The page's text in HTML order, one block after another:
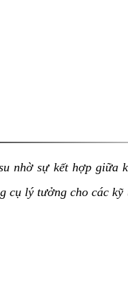
nhờ sự kết hợp giữa
cụ lý tưởng cho các kỹ